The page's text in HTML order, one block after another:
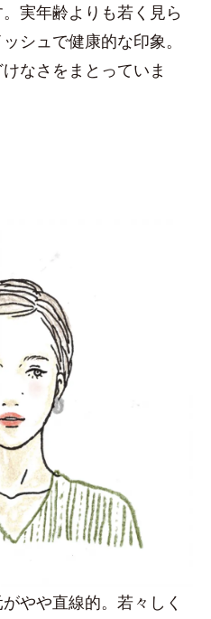
実年齢よりも若く見ら
シュで健康的な印象。
なさをまとっていま
やや直線的。若々しく